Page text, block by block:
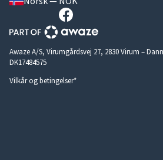
Awaze A/S, Virumgårdsvej 27, 2830 Virum –
DK17484575
Vilkår og betingelser*